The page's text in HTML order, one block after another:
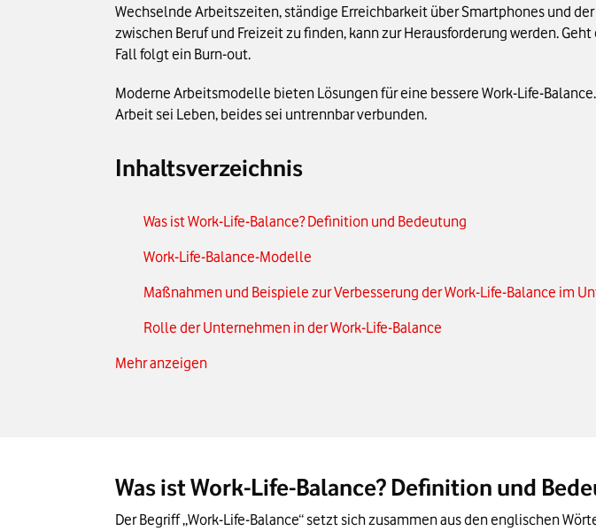
Wechselnde Arbeitszeiten, ständige Erreichbarkeit über Smartphones und
zwischen Beruf und Freizeit zu finden, kann zur Herausforderung werden.
Fall folgt ein Burn-out.
Moderne Arbeitsmodelle bieten Lösungen für eine bessere Work-Life-
Arbeit sei Leben, beides sei untrennbar verbunden.
Inhaltsverzeichnis
Was ist Work-Life-Balance? Definition und Bedeutung
Work-Life-Balance-Modelle
Maßnahmen und Beispiele zur Verbesserung der Work-Life-Balance im
Rolle der Unternehmen in der Work-Life-Balance
Work-Life-Balance und Homeoffice
Mehr anzeigen
Was ist Work-Life-Balance? Definition und
Der Begriff „Work-Life-Balance“ setzt sich zusammen aus den englischen